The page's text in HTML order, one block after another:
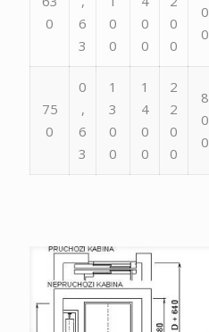
0
6
3
0
0
0
0
0
0
0
0
75
0
0
,
6
3
1
3
0
0
1
4
0
0
2
2
0
0
8
0
0